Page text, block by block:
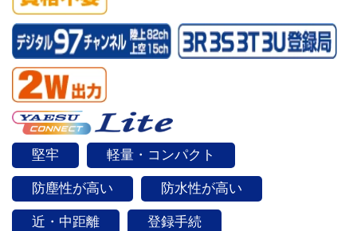
堅牢 軽量・コンパクト
防塵性が高い 防水性が高い
近・中距離 登録手続